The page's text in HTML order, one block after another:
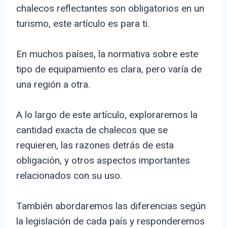
chalecos reflectantes son obligatorios en un
turismo, este artículo es para ti.
En muchos países, la normativa sobre este
tipo de equipamiento es clara, pero varía de
una región a otra.
A lo largo de este artículo, exploraremos la
cantidad exacta de chalecos que se
requieren, las razones detrás de esta
obligación, y otros aspectos importantes
relacionados con su uso.
También abordaremos las diferencias según
la legislación de cada país y responderemos